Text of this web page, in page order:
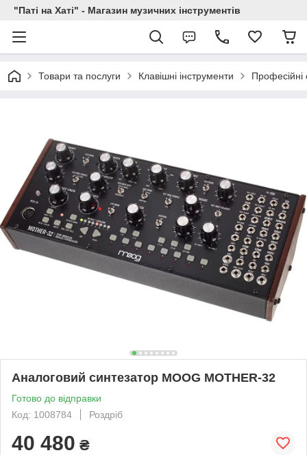
"Паті на Хаті" - Магазин музичних інструментів
Товари та послуги Клавішні інструменти Професійні
Аналоговий синтезатор MOOG MOTHER-32
Готово до відправки
Код: 1008784
Роздріб
40 480 ₴